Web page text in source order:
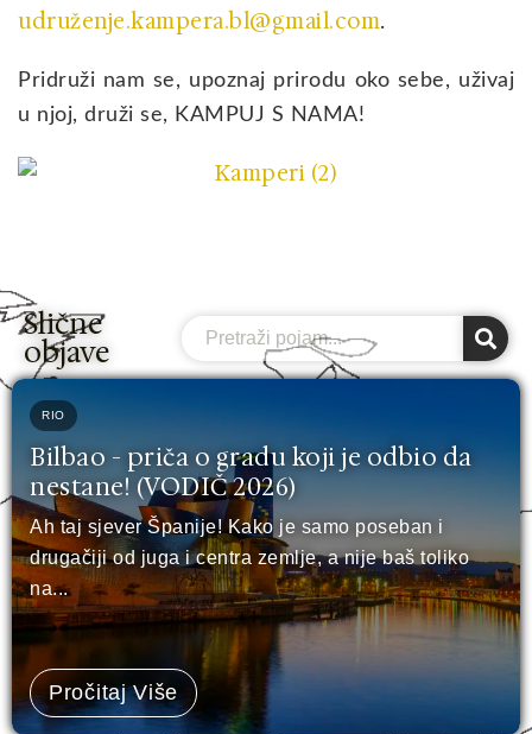
udruženje.kampera.bl@gmail.com.
Pridruži nam se, upoznaj prirodu oko sebe, uživaj
u njoj, druži se, KAMPUJ S NAMA!
Slične
objave
RIO
Bilbao - priča o gradu koji je odbio da
nestane! (VODIČ 2026)
Ah taj sjever Španije! Kako je samo poseban i
drugačiji od juga i centra zemlje, a nije baš toliko
na...
Pročitaj Više